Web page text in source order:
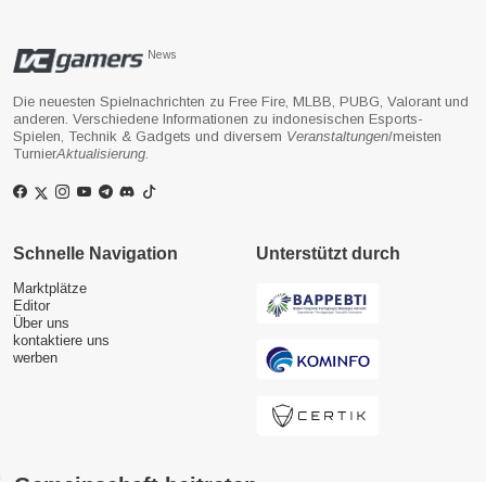
News
Die neuesten Spielnachrichten zu Free Fire, MLBB, PUBG, Valorant und
anderen. Verschiedene Informationen zu indonesischen Esports-
Spielen, Technik & Gadgets und diversem Veranstaltungen/meisten
TurnierAktualisierung.
Schnelle Navigation
Marktplätze
Editor
Über uns
kontaktiere uns
werben
Unterstützt durch